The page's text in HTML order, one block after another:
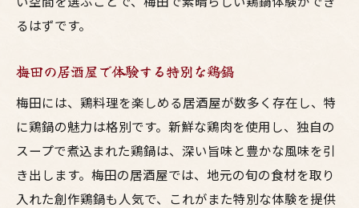
るはずです。
梅田の居酒屋で体験する特別な鶏鍋
梅田には、鶏料理を楽しめる居酒屋が数多く存在し、特
に鶏鍋の魅力は格別です。新鮮な鶏肉を使用し、独自の
スープで煮込まれた鶏鍋は、深い旨味と豊かな風味を引
き出します。梅田の居酒屋では、地元の旬の食材を取り
入れた創作鶏鍋も人気で、これがまた特別な体験を提供